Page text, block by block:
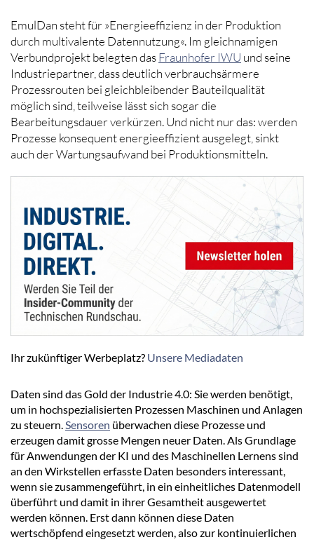
EmulDan steht für »Energieeffizienz in der Produktion
durch multivalente Datennutzung«. Im gleichnamigen
Verbundprojekt belegten dasFraunhofer IWU und seine
Industriepartner, dass deutlich verbrauchsärmere
Prozessrouten bei gleichbleibender Bauteilqualität
möglich sind, teilweise lässt sich sogar die
Bearbeitungsdauer verkürzen. Und nicht nur das: werden
Prozesse konsequent energieeffizient ausgelegt, sinkt
auch der Wartungsaufwand bei Produktionsmitteln.
Ihr zukünftiger Werbeplatz? Unsere Mediadaten
Daten sind das Gold der Industrie 4.0: Sie werden benötigt,
um in hochspezialisierten Prozessen Maschinen und Anlagen
zu steuern.Sensoren überwachen diese Prozesse und
erzeugen damit grosse Mengen neuer Daten. Als Grundlage
für Anwendungen der KI und des Maschinellen Lernens sind
an den Wirkstellen erfasste Daten besonders interessant,
wenn sie zusammengeführt, in ein einheitliches Datenmodell
überführt und damit in ihrer Gesamtheit ausgewertet
werden können. Erst dann können diese Daten
wertschöpfend eingesetzt werden, also zur kontinuierlichen